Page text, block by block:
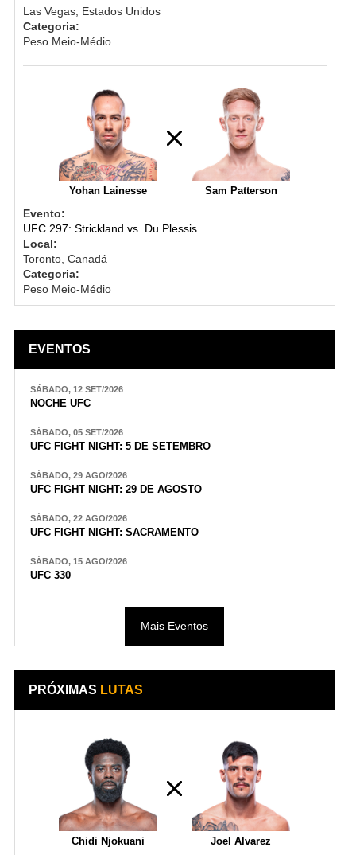
Las Vegas, Estados Unidos
Categoria:
Peso Meio-Médio
Yohan Lainesse Sam Patterson
Evento:
UFC 297: Strickland vs. Du Plessis
Local:
Toronto, Canadá
Categoria:
Peso Meio-Médio
EVENTOS
SÁBADO, 12 SET/2026
NOCHE UFC
SÁBADO, 05 SET/2026
UFC FIGHT NIGHT: 5 DE SETEMBRO
SÁBADO, 29 AGO/2026
UFC FIGHT NIGHT: 29 DE AGOSTO
SÁBADO, 22 AGO/2026
UFC FIGHT NIGHT: SACRAMENTO
SÁBADO, 15 AGO/2026
UFC 330
Mais Eventos
PRÓXIMAS LUTAS
Chidi Njokuani Joel Alvarez